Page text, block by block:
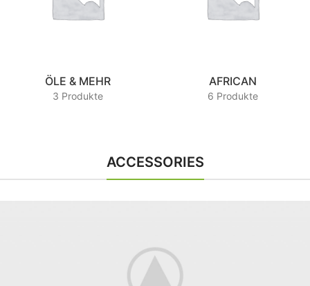
ÖLE & MEHR
3 Produkte
AFRICAN
6 Produkte
ACCESSORIES